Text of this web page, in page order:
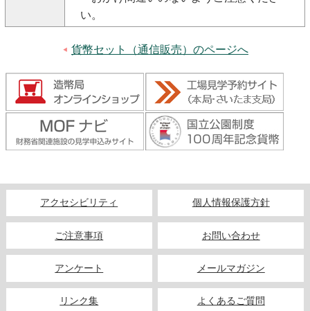
い。
貨幣セット（通信販売）のページへ
アクセシビリティ 個人情報保護方針
ご注意事項 お問い合わせ
アンケート メールマガジン
リンク集 よくあるご質問